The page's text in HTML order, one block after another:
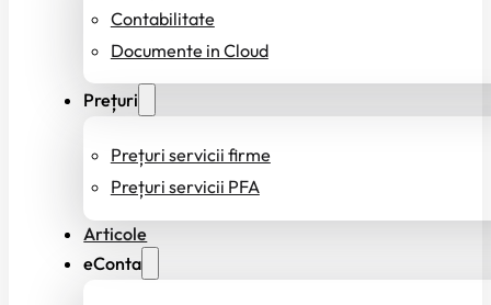
Contabilitate
Documente in Cloud
Prețuri
Prețuri servicii firme
Prețuri servicii PFA
Articole
eConta